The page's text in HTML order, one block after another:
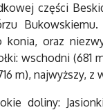
części
oraz
wschodni
m), najwyższy,
doliny: